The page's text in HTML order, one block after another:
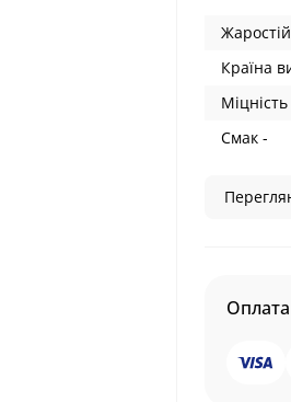
Країна
Міцність
Смак -
Оплата